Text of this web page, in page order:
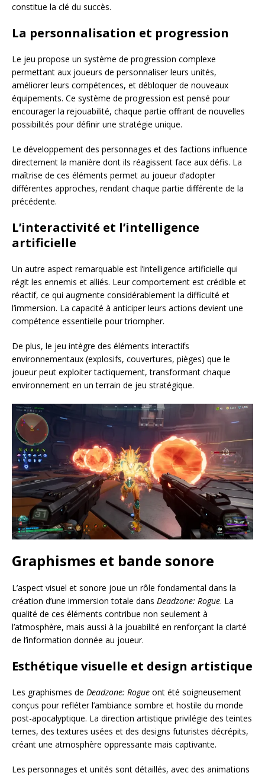
constitue la clé du succès.
La personnalisation et progression
Le jeu propose un système de progression complexe
permettant aux joueurs de personnaliser leurs unités,
améliorer leurs compétences, et débloquer de nouveaux
équipements. Ce système de progression est pensé pour
encourager la rejouabilité, chaque partie offrant de nouvelles
possibilités pour définir une stratégie unique.
Le développement des personnages et des factions influence
directement la manière dont ils réagissent face aux défis. La
maîtrise de ces éléments permet au joueur d’adopter
différentes approches, rendant chaque partie différente de la
précédente.
L’interactivité et l’intelligence
artificielle
Un autre aspect remarquable est l’intelligence artificielle qui
régit les ennemis et alliés. Leur comportement est crédible et
réactif, ce qui augmente considérablement la difficulté et
l’immersion. La capacité à anticiper leurs actions devient une
compétence essentielle pour triompher.
De plus, le jeu intègre des éléments interactifs
environnementaux (explosifs, couvertures, pièges) que le
joueur peut exploiter tactiquement, transformant chaque
environnement en un terrain de jeu stratégique.
Graphismes et bande sonore
L’aspect visuel et sonore joue un rôle fondamental dans la
création d’une immersion totale dans Deadzone: Rogue. La
qualité de ces éléments contribue non seulement à
l’atmosphère, mais aussi à la jouabilité en renforçant la clarté
de l’information donnée au joueur.
Esthétique visuelle et design artistique
Les graphismes de Deadzone: Rogue ont été soigneusement
conçus pour refléter l’ambiance sombre et hostile du monde
post-apocalyptique. La direction artistique privilégie des teintes
ternes, des textures usées et des designs futuristes décrépits,
créant une atmosphère oppressante mais captivante.
Les personnages et unités sont détaillés, avec des animations